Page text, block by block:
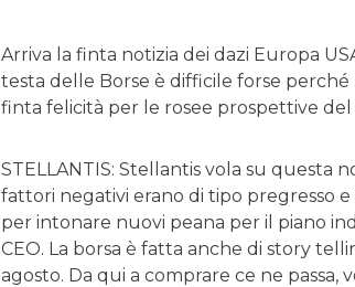
Arriva la finta notizia dei dazi Europa
testa delle Borse è difficile forse
finta felicità per le rosee prospettive del
STELLANTIS: Stellantis vola su questa
fattori negativi erano di tipo pregresso
per intonare nuovi peana per il piano
CEO. La borsa è fatta anche di story
agosto. Da qui a comprare ce ne